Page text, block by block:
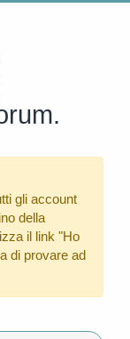
gli account
della
il link "Ho
di provare ad